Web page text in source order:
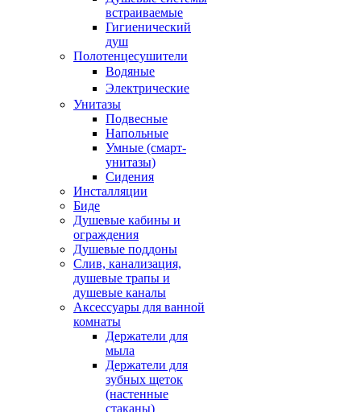
встраиваемые
Гигиенический
душ
Полотенцесушители
ㅤВодяные
ㅤЭлектрические
Унитазы
Подвесные
Напольные
Умные (смарт-
унитазы)
Сидения
Инсталляции
Биде
Душевые кабины и
ограждения
Душевые поддоны
Слив, канализация,
душевые трапы и
душевые каналы
Аксессуары для ванной
комнаты
Держатели для
мыла
Держатели для
зубных щеток
(настенные
стаканы)